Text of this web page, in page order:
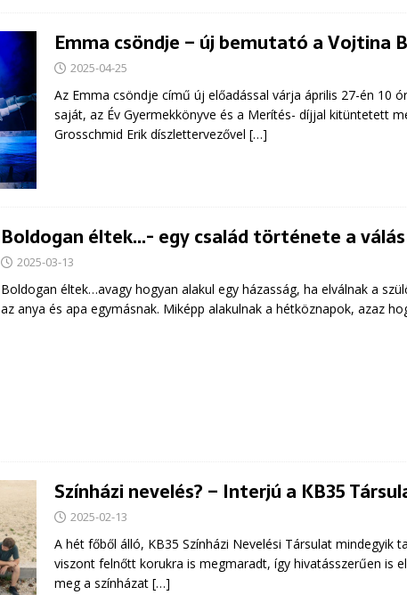
Emma csöndje – új bemutató a Vojtina
2025-04-25
Az Emma csöndje című új előadással várja április 27-én 10
saját, az Év Gyermekkönyve és a Merítés- díjjal kitüntetett
Grosschmid Erik díszlettervezővel […]
Boldogan éltek…- egy család története a
2025-03-13
Boldogan éltek…avagy hogyan alakul egy házasság, ha elválnak a
az anya és apa egymásnak. Miképp alakulnak a hétköznapok, azaz
Színházi nevelés? – Interjú a KB35
2025-02-13
A hét főből álló, KB35 Színházi Nevelési Társulat mindegyik
viszont felnőtt korukra is megmaradt, így hivatásszerűen is
meg a színházat […]